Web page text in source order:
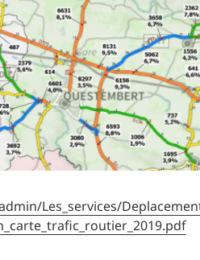
Les_services/